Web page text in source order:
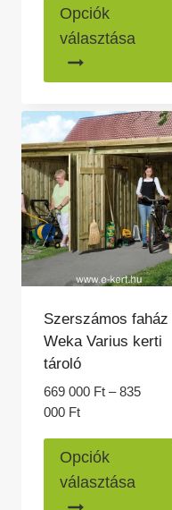
000 Ft
-
000 Ft
Opciók
választása
Szerszámos faház
Weka Varius kerti
tároló
669 000 Ft – 835
000 FtÁrtartomány:
000 Ft
-
Opciók
választása